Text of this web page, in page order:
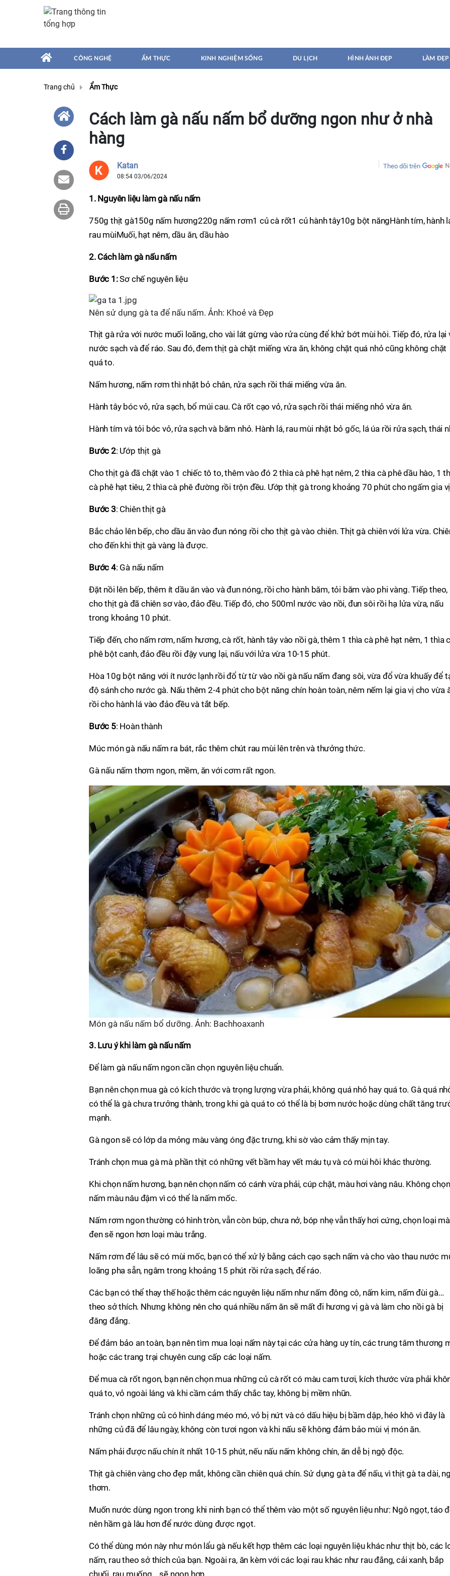
CÔNG NGHỆ ẨM THỰC KINH NGHIỆM SỐNG DU LỊCH HÌNH ẢNH ĐẸP LÀM ĐẸP
Trang chủ Ẩm Thực
Cách làm gà nấu nấm bổ dưỡng ngon như ở nhà
hàng
Katan
08:54 03/06/2024
Theo dõi trên
1. Nguyên liệu làm gà nấu nấm
750g thịt gà150g nấm hương220g nấm rơm1 củ cà rốt1 củ hành tây10g bột năngHành tím, hành
rau mùiMuối, hạt nêm, dầu ăn, dầu hào
2. Cách làm gà nấu nấm
Bước 1:Sơ chế nguyên liệu
Nên sử dụng gà ta để nấu nấm. Ảnh: Khoẻ và Đẹp
Thịt gà rửa với nước muối loãng, cho vài lát gừng vào rửa cùng để khử bớt mùi hôi. Tiếp đó, rửa lại
nước sạch và để ráo. Sau đó, đem thịt gà chặt miếng vừa ăn, không chặt quá nhỏ cũng không chặt
quá to.
Nấm hương, nấm rơm thì nhặt bỏ chân, rửa sạch rồi thái miếng vừa ăn.
Hành tây bóc vỏ, rửa sạch, bổ múi cau. Cà rốt cạo vỏ, rửa sạch rồi thái miếng nhỏ vừa ăn.
Hành tím và tỏi bóc vỏ, rửa sạch và băm nhỏ. Hành lá, rau mùi nhặt bỏ gốc, lá úa rồi rửa sạch, thái
Bước 2: Ướp thịt gà
Cho thịt gà đã chặt vào 1 chiếc tô to, thêm vào đó 2 thìa cà phê hạt nêm, 2 thìa cà phê dầu hào, 1
cà phê hạt tiêu, 2 thìa cà phê đường rồi trộn đều. Ướp thịt gà trong khoảng 70 phút cho ngấm gia
Bước 3: Chiên thịt gà
Bắc chảo lên bếp, cho dầu ăn vào đun nóng rồi cho thịt gà vào chiên. Thịt gà chiên với lửa vừa.
cho đến khi thịt gà vàng là được.
Bước 4: Gà nấu nấm
Đặt nồi lên bếp, thêm ít dầu ăn vào và đun nóng, rồi cho hành băm, tỏi băm vào phi vàng. Tiếp theo,
cho thịt gà đã chiên sơ vào, đảo đều. Tiếp đó, cho 500ml nước vào nồi, đun sôi rồi hạ lửa vừa, nấu
trong khoảng 10 phút.
Tiếp đến, cho nấm rơm, nấm hương, cà rốt, hành tây vào nồi gà, thêm 1 thìa cà phê hạt nêm, 1 thìa
phê bột canh, đảo đều rồi đậy vung lại, nấu với lửa vừa 10-15 phút.
Hòa 10g bột năng với ít nước lạnh rồi đổ từ từ vào nồi gà nấu nấm đang sôi, vừa đổ vừa khuấy để
độ sánh cho nước gà. Nấu thêm 2-4 phút cho bột năng chín hoàn toàn, nêm nếm lại gia vị cho vừa
rồi cho hành lá vào đảo đều và tắt bếp.
Bước 5: Hoàn thành
Múc món gà nấu nấm ra bát, rắc thêm chút rau mùi lên trên và thưởng thức.
Gà nấu nấm thơm ngon, mềm, ăn với cơm rất ngon.
Món gà nấu nấm bổ dưỡng. Ảnh: Bachhoaxanh
3. Lưu ý khi làm gà nấu nấm
Để làm gà nấu nấm ngon cần chọn nguyên liệu chuẩn.
Bạn nên chọn mua gà có kích thước và trọng lượng vừa phải, không quá nhỏ hay quá to. Gà quá
có thể là gà chưa trưởng thành, trong khi gà quá to có thể là bị bơm nước hoặc dùng chất tăng
mạnh.
Gà ngon sẽ có lớp da mỏng màu vàng óng đặc trưng, khi sờ vào cảm thấy mịn tay.
Tránh chọn mua gà mà phần thịt có những vết bầm hay vết máu tụ và có mùi hôi khác thường.
Khi chọn nấm hương, bạn nên chọn nấm có cánh vừa phải, cúp chặt, màu hơi vàng nâu. Không chọn
nấm màu nâu đậm vì có thể là nấm mốc.
Nấm rơm ngon thường có hình tròn, vẫn còn búp, chưa nở, bóp nhẹ vẫn thấy hơi cứng, chọn loại
đen sẽ ngon hơn loại màu trắng.
Nấm rơm để lâu sẽ có mùi mốc, bạn có thể xử lý bằng cách cạo sạch nấm và cho vào thau nước
loãng pha sẵn, ngâm trong khoảng 15 phút rồi rửa sạch, để ráo.
Các bạn có thể thay thế hoặc thêm các nguyên liệu nấm như nấm đông cô, nấm kim, nấm đùi gà…
theo sở thích. Nhưng không nên cho quá nhiều nấm ăn sẽ mất đi hương vị gà và làm cho nồi gà bị
đăng đắng.
Để đảm bảo an toàn, bạn nên tìm mua loại nấm này tại các cửa hàng uy tín, các trung tâm thương
hoặc các trang trại chuyên cung cấp các loại nấm.
Để mua cà rốt ngon, bạn nên chọn mua những củ cà rốt có màu cam tươi, kích thước vừa phải
quá to, vỏ ngoài láng và khi cầm cảm thấy chắc tay, không bị mềm nhũn.
Tránh chọn những củ có hình dáng méo mó, vỏ bị nứt và có dấu hiệu bị bầm dập, héo khô vì đây là
những củ đã để lâu ngày, không còn tươi ngon và khi nấu sẽ không đảm bảo mùi vị món ăn.
Nấm phải được nấu chín ít nhất 10-15 phút, nếu nấu nấm không chín, ăn dễ bị ngộ độc.
Thịt gà chiên vàng cho đẹp mắt, không cần chiên quá chín. Sử dụng gà ta để nấu, vì thịt gà ta dài,
thơm.
Muốn nước dùng ngon trong khi ninh bạn có thể thêm vào một số nguyên liệu như: Ngô ngọt, táo
nên hầm gà lâu hơn để nước dùng được ngọt.
Có thể dùng món này như món lẩu gà nếu kết hợp thêm các loại nguyên liệu khác như thịt bò, các
nấm, rau theo sở thích của bạn. Ngoài ra, ăn kèm với các loại rau khác như rau đắng, cải xanh, bắp
chuối, rau muống… sẽ ngon hơn.